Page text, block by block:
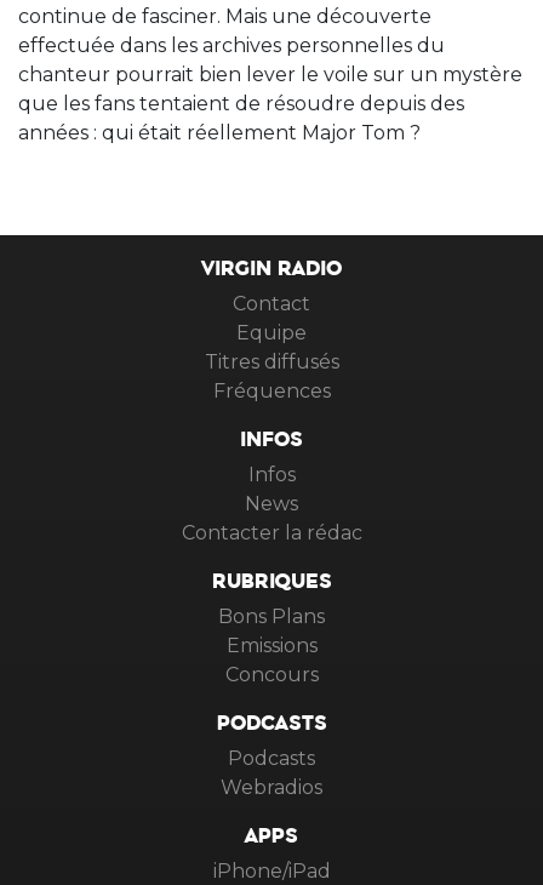
continue de fasciner. Mais une découverte
effectuée dans les archives personnelles du
chanteur pourrait bien lever le voile sur un mystère
que les fans tentaient de résoudre depuis des
années : qui était réellement Major Tom ?
VIRGIN RADIO
Contact
Equipe
Titres diffusés
Fréquences
INFOS
Infos
News
Contacter la rédac
RUBRIQUES
Bons Plans
Emissions
Concours
PODCASTS
Podcasts
Webradios
APPS
iPhone/iPad